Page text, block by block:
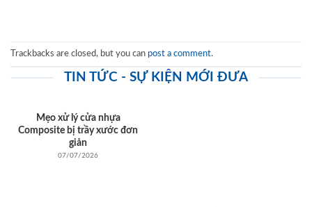
Trackbacks are closed, but you can post a comment.
TIN TỨC - SỰ KIỆN MỚI ĐƯA
Mẹo xử lý cửa nhựa
Composite bị trầy xước đơn
giản
07/07/2026